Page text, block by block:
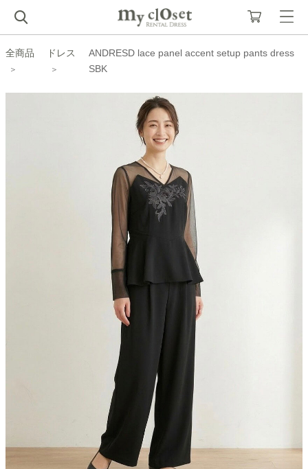
全商品 ドレス
ANDRESD lace panel accent setup pants dress
SBK